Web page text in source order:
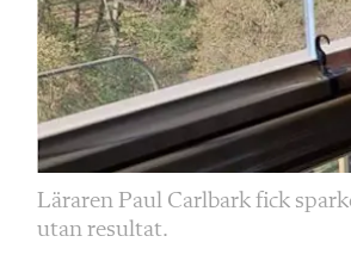
Läraren Paul Carlbark fick
utan resultat.